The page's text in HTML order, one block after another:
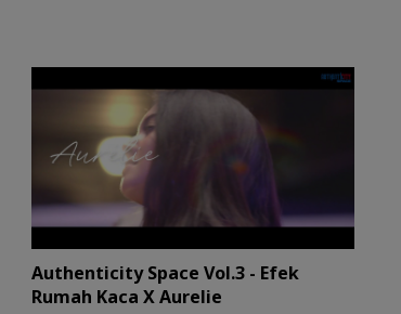
Authenticity Space Vol.3 - Efek
Rumah Kaca X Aurelie